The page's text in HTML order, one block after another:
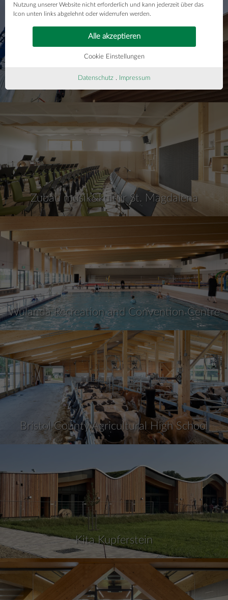
Bildungszentrum Straßburg
Zubau musik&kultur St. Magdalena
Wulanda Recreation and Convention Centre
Bristol County Agricultural High School
Kita Kupferstein
Nutzung unserer Website nicht erforderlich und kann jederzeit über das
Icon unten links abgelehnt oder widerrufen werden.
Cookie Einstellungen
Alle akzeptieren
Datenschutz Impressum